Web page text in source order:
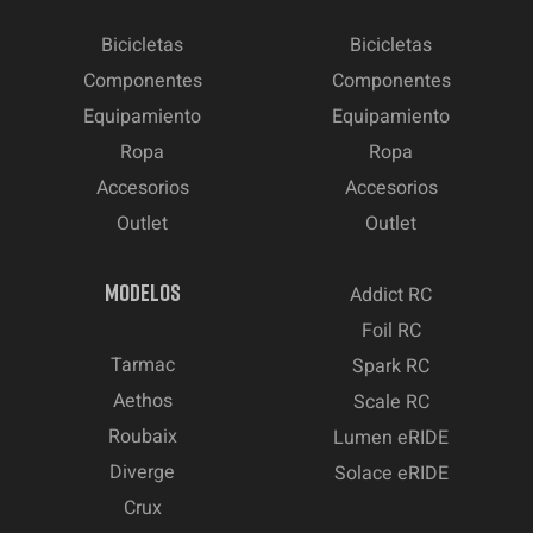
Bicicletas
Componentes
Equipamiento
Ropa
Accesorios
Outlet
Bicicletas
Componentes
Equipamiento
Ropa
Accesorios
Outlet
MODELOS
Tarmac
Aethos
Roubaix
Diverge
Crux
Addict RC
Foil RC
Spark RC
Scale RC
Lumen eRIDE
Solace eRIDE